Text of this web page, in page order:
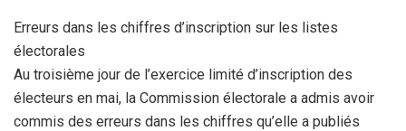
Erreurs dans les chiffres d’inscription sur les listes
électorales
Au troisième jour de l’exercice limité d’inscription des
électeurs en mai, la Commission électorale a admis avoir
commis des erreurs dans les chiffres qu’elle a publiés